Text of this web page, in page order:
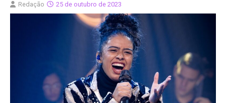
Redação 25 de outubro de 2023